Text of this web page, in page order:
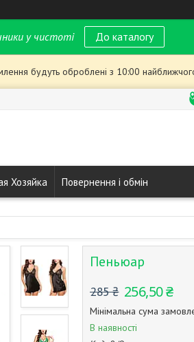
у чистоті До каталогу
будуть оброблені з 10:00
Хозяйка Повернення і обмін
Пеньюар
285 ₴ 256,50 ₴
Мінімальна сума
В наявності